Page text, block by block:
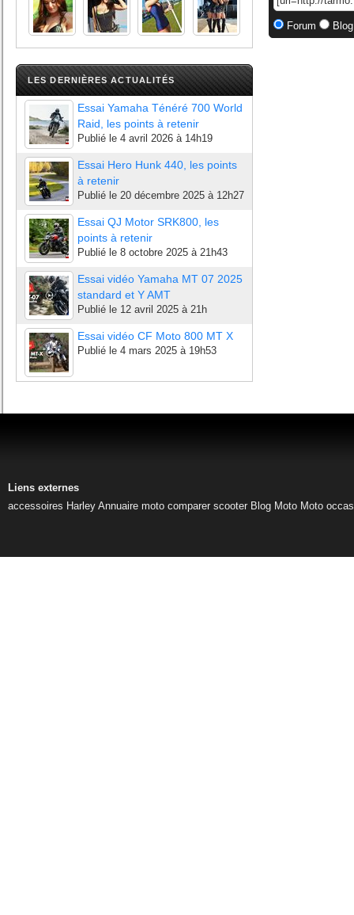
LES DERNIÈRES ACTUALITÉS
Essai Yamaha Ténéré 700 World
Raid, les points à retenir
Publié le 4 avril 2026 à 14h19
Essai Hero Hunk 440, les points
à retenir
Publié le 20 décembre 2025 à 12h27
Essai QJ Motor SRK800, les
points à retenir
Publié le 8 octobre 2025 à 21h43
Essai vidéo Yamaha MT 07 2025
standard et Y AMT
Publié le 12 avril 2025 à 21h
Essai vidéo CF Moto 800 MT X
Publié le 4 mars 2025 à 19h53
Forum
Liens externes
accessoires Harley Annuaire moto comparer scooter Blog Moto Moto